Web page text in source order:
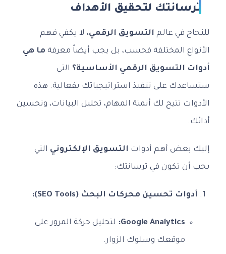
ترسانتك لتحقيق الأهداف
للنجاح في عالم التسويق الرقمي، لا يكفي فهم
الأنواع المختلفة فحسب، بل يجب أيضاً معرفة ما هي
أدوات التسويق الرقمي الأساسية؟ التي
ستساعدك على تنفيذ استراتيجياتك بفعالية. هذه
الأدوات تتيح لك أتمتة المهام، تحليل البيانات، وتحسين
أدائك.
إليك بعض أهم أدوات التسويق الإلكتروني التي
يجب أن تكون في ترسانتك:
أدوات تحسين محركات البحث (SEO Tools):
Google Analytics: لتحليل حركة المرور على
موقعك وسلوك الزوار.